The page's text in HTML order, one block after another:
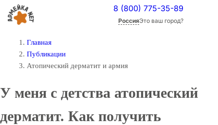
8 (800) 775-35-89
РоссияЭто ваш город?
Главная
Публикации
Атопический дерматит и армия
У меня с детства атопический
дерматит. Как получить